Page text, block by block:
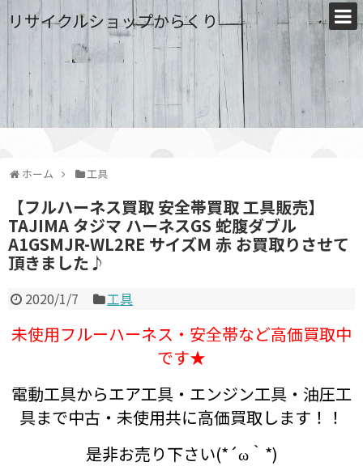
リサイクルショップからくり
ホーム 工具
【フルハーネス買取 安全帯買取 工具販売】
TAJIMA タジマ ハーネスGS 蛇腹ダブル
A1GSMJR-WL2RE サイズM 赤 お買取りさせて
頂きました♪
2020/1/7 工具
未使用フルーハーネス・安全帯など高価買取中
です★
電動工具からエア工具・エンジン工具・油圧工
具まで中古・未使用共に高価買取します！！
是非お売り下さい(*´ω｀*)